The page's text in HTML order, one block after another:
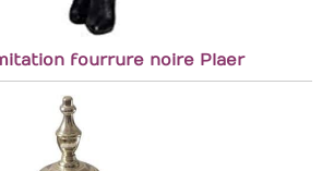
fourrure noire Plaer